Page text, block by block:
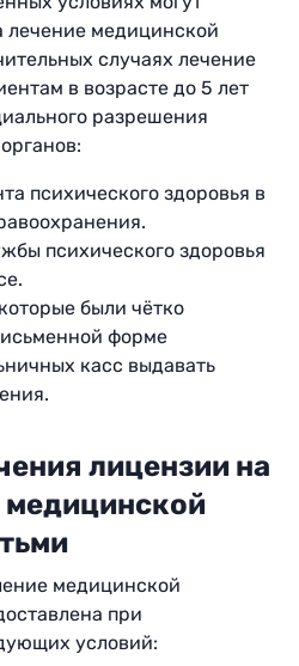
лечение медицинской
случаях лечение
в возрасте до 5 лет
разрешения
психического здоровья в
психического здоровья
были чётко
форме
касс выдавать
лицензии на
медицинской
медицинской
при
условий: